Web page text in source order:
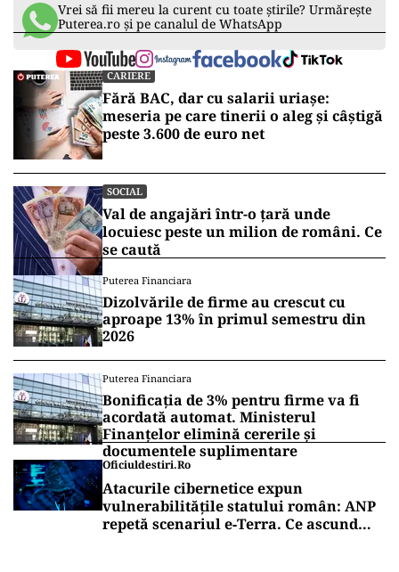
Vrei să fii mereu la curent cu toate știrile? Urmărește
Puterea.ro și pe canalul de WhatsApp
CARIERE
Fără BAC, dar cu salarii uriașe:
meseria pe care tinerii o aleg și câștigă
peste 3.600 de euro net
SOCIAL
Val de angajări într-o ţară unde
locuiesc peste un milion de români. Ce
se caută
Puterea Financiara
Dizolvările de firme au crescut cu
aproape 13% în primul semestru din
2026
Puterea Financiara
Bonificația de 3% pentru firme va fi
acordată automat. Ministerul
Finanțelor elimină cererile și
documentele suplimentare
Oficiuldestiri.ro
Atacurile cibernetice expun
vulnerabilitățile statului român: ANP
repetă scenariul e‑Terra. Ce ascund